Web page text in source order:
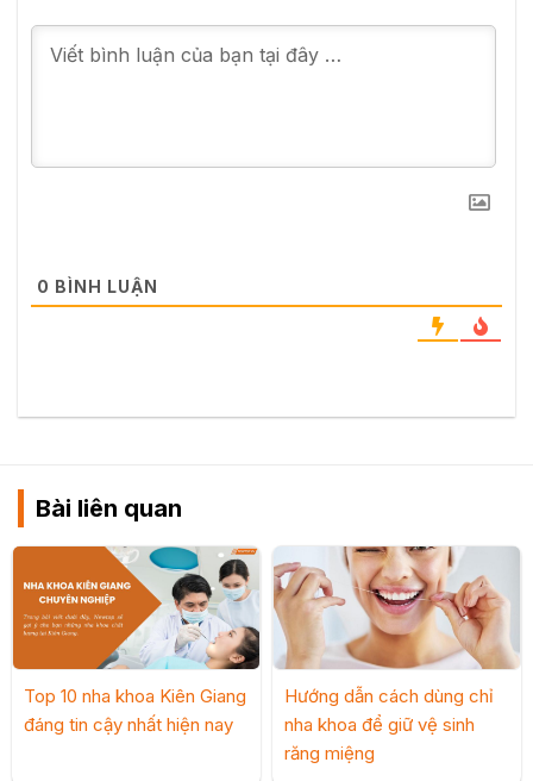
0 BÌNH LUẬN
Bài liên quan
Top 10 nha khoa Kiên Giang
đáng tin cậy nhất hiện nay
Hướng dẫn cách dùng chỉ
nha khoa để giữ vệ sinh
răng miệng